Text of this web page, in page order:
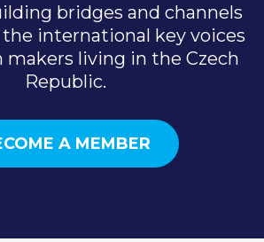
bridges and channels
international key voices
makers living in the Czech
Republic.
A MEMBER